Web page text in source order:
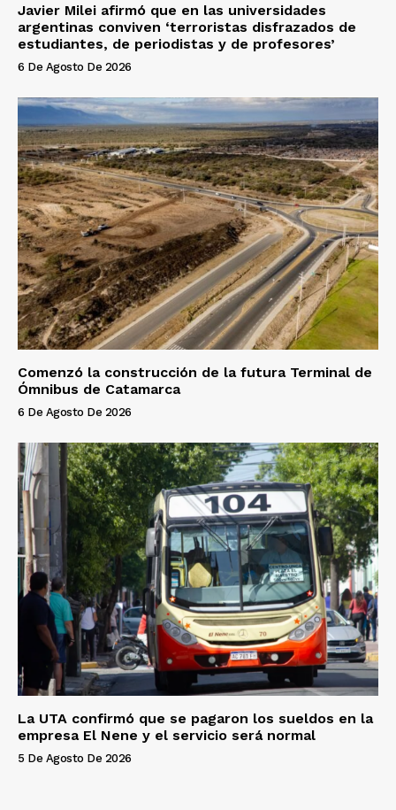
Javier Milei afirmó que en las universidades
argentinas conviven ‘terroristas disfrazados de
estudiantes, de periodistas y de profesores’
6 De Agosto De 2026
Comenzó la construcción de la futura Terminal de
Ómnibus de Catamarca
6 De Agosto De 2026
La UTA confirmó que se pagaron los sueldos en la
empresa El Nene y el servicio será normal
5 De Agosto De 2026